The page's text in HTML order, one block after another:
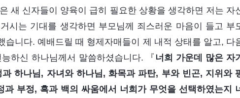
새 신자들이 양육이 급히 필요한 상황을 생각하면 저는 자
시는 기대를 생각하면 부모님께 죄스러운 마음이 들고 부
습니다. 예배드릴 때 형제자매들이 제 내적 상태를 알고, 다
하신 하나님께서 말씀하셨습니다. 『 너희 가운데 많은 자
하나님, 자녀와 하나님, 화목과 파탄, 부와 빈곤, 지위와
부정, 흑과 백의 싸움에서 너희가 무엇을 선택하였는지